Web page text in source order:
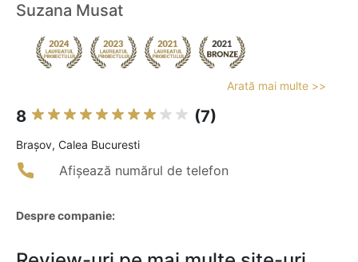
Suzana Musat
Arată mai multe >>
8 (7)
Braşov, Calea Bucuresti
Afișează numărul de telefon
Despre companie: